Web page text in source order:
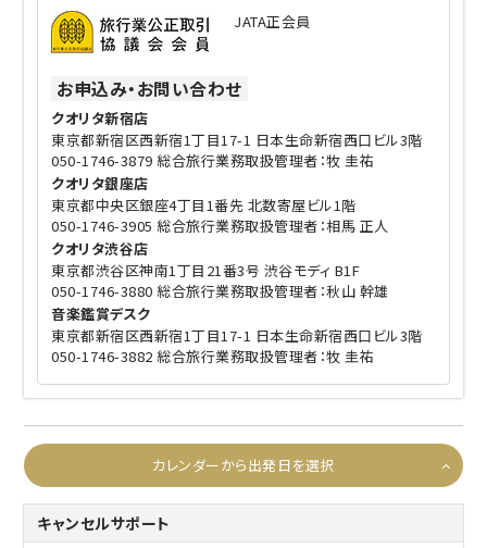
JATA正会員
お申込み・お問い合わせ
クオリタ新宿店
東京都新宿区西新宿1丁目17-1 日本生命新宿西口ビル3階
050-1746-3879 総合旅行業務取扱管理者：牧 圭祐
クオリタ銀座店
東京都中央区銀座4丁目1番先 北数寄屋ビル1階
050-1746-3905 総合旅行業務取扱管理者：相馬 正人
クオリタ渋谷店
東京都渋谷区神南1丁目21番3号 渋谷モディ B1F
050-1746-3880 総合旅行業務取扱管理者：秋山 幹雄
音楽鑑賞デスク
東京都新宿区西新宿1丁目17-1 日本生命新宿西口ビル3階
050-1746-3882 総合旅行業務取扱管理者：牧 圭祐
カレンダーから出発日を選択
キャンセルサポート